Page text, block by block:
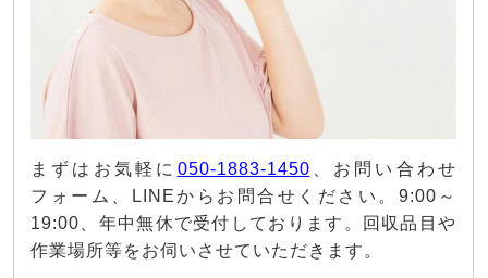
まずはお気軽に 050-1883-1450 、お問い合わせ
フォーム、LINEからお問合せください。9:00～
19:00、年中無休で受付しております。回収品目や
作業場所等をお伺いさせていただきます。